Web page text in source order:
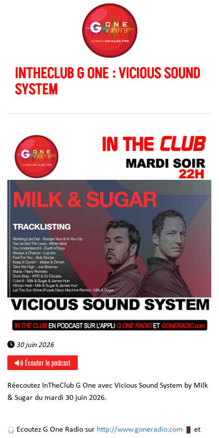
INTHECLUB G ONE : VICIOUS SOUND
SYSTEM
30 juin 2026
Écouter le podcast
Réecoutez InTheClub G One avec Vicious Sound System by Milk
& Sugar du mardi 30 juin 2026.
Ecoutez G One Radio sur http://www.goneradio.com et